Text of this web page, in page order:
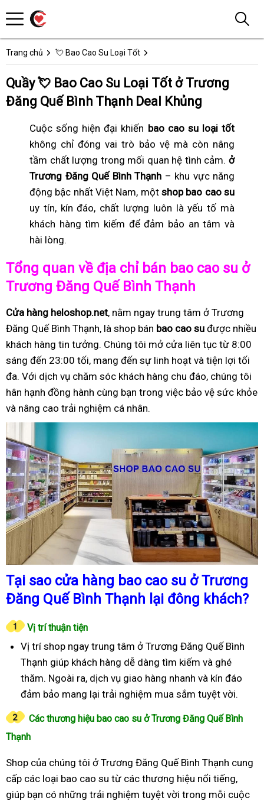
Trang chủ 💘 Bao Cao Su Loại Tốt
Quầy 💘 Bao Cao Su Loại Tốt ở Trương
Đăng Quế Bình Thạnh Deal Khủng
Cuộc sống hiện đại khiến bao cao su loại tốt
không chỉ đóng vai trò bảo vệ mà còn nâng
tầm chất lượng trong mối quan hệ tình cảm. ở
Trương Đăng Quế Bình Thạnh – khu vực năng
động bậc nhất Việt Nam, một shop bao cao su
uy tín, kín đáo, chất lượng luôn là yếu tố mà
khách hàng tìm kiếm để đảm bảo an tâm và
hài lòng.
Tổng quan về địa chỉ bán bao cao su ở
Trương Đăng Quế Bình Thạnh
Cửa hàng heloshop.net, nằm ngay trung tâm ở Trương
Đăng Quế Bình Thạnh, là shop bán bao cao su được nhiều
khách hàng tin tưởng. Chúng tôi mở cửa liên tục từ 8:00
sáng đến 23:00 tối, mang đến sự linh hoạt và tiện lợi tối
đa. Với dịch vụ chăm sóc khách hàng chu đáo, chúng tôi
hân hạnh đồng hành cùng bạn trong việc bảo vệ sức khỏe
và nâng cao trải nghiệm cá nhân.
Tại sao cửa hàng bao cao su ở Trương
Đăng Quế Bình Thạnh lại đông khách?
Vị trí thuận tiện
Vị trí shop ngay trung tâm ở Trương Đăng Quế Bình
Thạnh giúp khách hàng dễ dàng tìm kiếm và ghé
thăm. Ngoài ra, dịch vụ giao hàng nhanh và kín đáo
đảm bảo mang lại trải nghiệm mua sắm tuyệt vời.
Các thương hiệu bao cao su ở Trương Đăng Quế Bình
Thạnh
Shop của chúng tôi ở Trương Đăng Quế Bình Thạnh cung
cấp các loại bao cao su từ các thương hiệu nổi tiếng,
giúp bạn có những trải nghiệm tuyệt vời trong mỗi cuộc